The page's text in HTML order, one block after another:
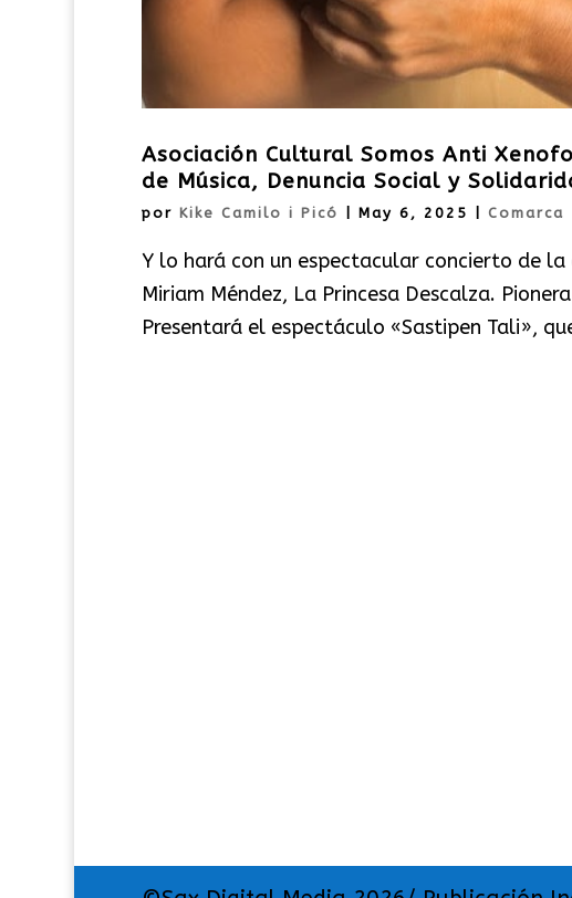
Asociación Cultural Somos Anti
de Música, Denuncia Social y
por Kike Camilo i Picó May 6, 2025 Comarca
Y lo hará con un espectacular concierto de
Miriam Méndez, La Princesa Descalza.
Presentará el espectáculo «Sastipen Tali»,